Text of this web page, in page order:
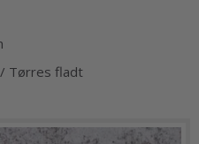
/ Tørres fladt